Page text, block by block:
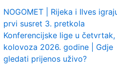
NOGOMET | Rijeka i Ilves
prvi susret 3. pretkola
Konferencijske lige u četvrtak,
kolovoza 2026. godine | Gdje
gledati prijenos uživo?